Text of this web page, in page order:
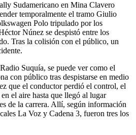
Sudamericano en Mina Clavero
temporalmente el tramo Giulio
Polo tripulado por los
Núnez se despistó entre los
Tras la colisión con el público, un
Suquía, se puede ver como el
con público tras despistarse en medio
que el conductor perdió el control, el
el aire hasta que llegó al lugar
de la carrera. Allí, según información
La Voz y Cadena 3, fueron tres los